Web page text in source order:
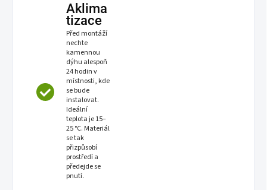
Aklima
tizace
Před montáží
nechte
kamennou
dýhu alespoň
24 hodin v
místnosti, kde
se bude
instalovat.
Ideální
teplota je 15–
25 °C. Materiál
se tak
přizpůsobí
prostředí a
předejde se
pnutí.